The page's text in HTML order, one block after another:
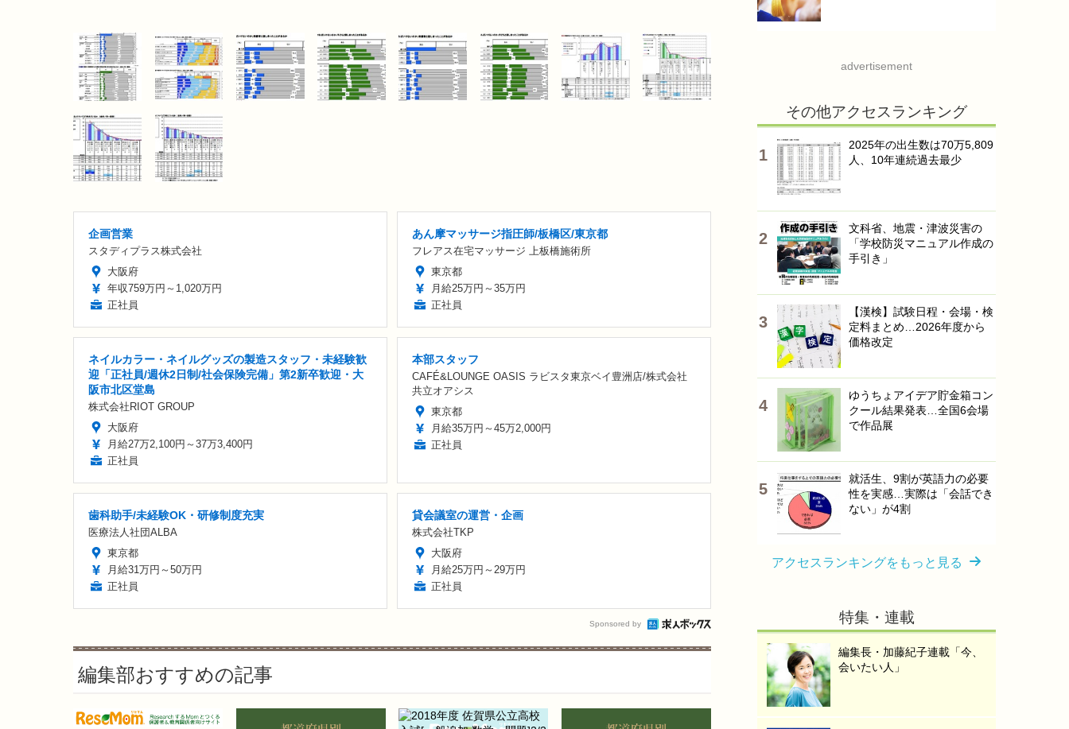
企画営業
スタディプラス株式会社
大阪府
年収759万円～1,020万円
正社員
あん摩マッサージ指圧師/板橋区/東京都
フレアス在宅マッサージ 上板橋施術所
東京都
月給25万円～35万円
正社員
ネイルカラー・ネイルグッズの製造スタッフ・未経験歓
迎「正社員/週休2日制/社会保険完備」第2新卒歓迎・大
阪市北区堂島
株式会社RIOT GROUP
大阪府
月給27万2,100円～37万3,400円
正社員
本部スタッフ
CAFÉ&LOUNGE OASIS ラビスタ東京ベイ豊洲店/株式会社
共立オアシス
東京都
月給35万円～45万2,000円
正社員
歯科助手/未経験OK・研修制度充実
医療法人社団ALBA
東京都
月給31万円～50万円
正社員
貸会議室の運営・企画
株式会社TKP
大阪府
月給25万円～29万円
正社員
Sponsored by
編集部おすすめの記事
advertisement
その他アクセスランキング
2025年の出生数は70万5,809
人、10年連続過去最少
文科省、地震・津波災害の
「学校防災マニュアル作成の
手引き」
【漢検】試験日程・会場・検
定料まとめ…2026年度から
価格改定
ゆうちょアイデア貯金箱コン
クール結果発表…全国6会場
で作品展
就活生、9割が英語力の必要
性を実感…実際は「会話でき
ない」が4割
アクセスランキングをもっと見る
特集・連載
編集長・加藤紀子連載「今、
会いたい人」